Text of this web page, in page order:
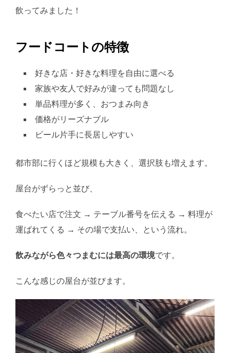
飲ってみました！
フードコートの特徴
好きな店・好きな料理を自由に選べる
家族や友人で好みが違っても問題なし
単品料理が多く、おつまみ向き
価格がリーズナブル
ビール片手に長居しやすい
都市部に行くほど規模も大きく、選択肢も増えます。
屋台がずらっと並び、
食べたい店で注文 → テーブル番号を伝える → 料理が
運ばれてくる → その場で支払い、という流れ。
飲みながら色々つまむには最高の環境です。
こんな感じの屋台が並びます。